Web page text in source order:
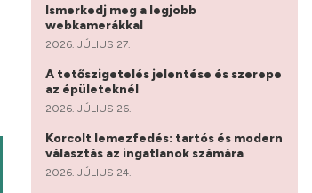
Ismerkedj meg a legjobb
webkamerákkal
2026. JÚLIUS 27.
A tetőszigetelés jelentése és szerepe
az épületeknél
2026. JÚLIUS 26.
Korcolt lemezfedés: tartós és modern
választás az ingatlanok számára
2026. JÚLIUS 24.